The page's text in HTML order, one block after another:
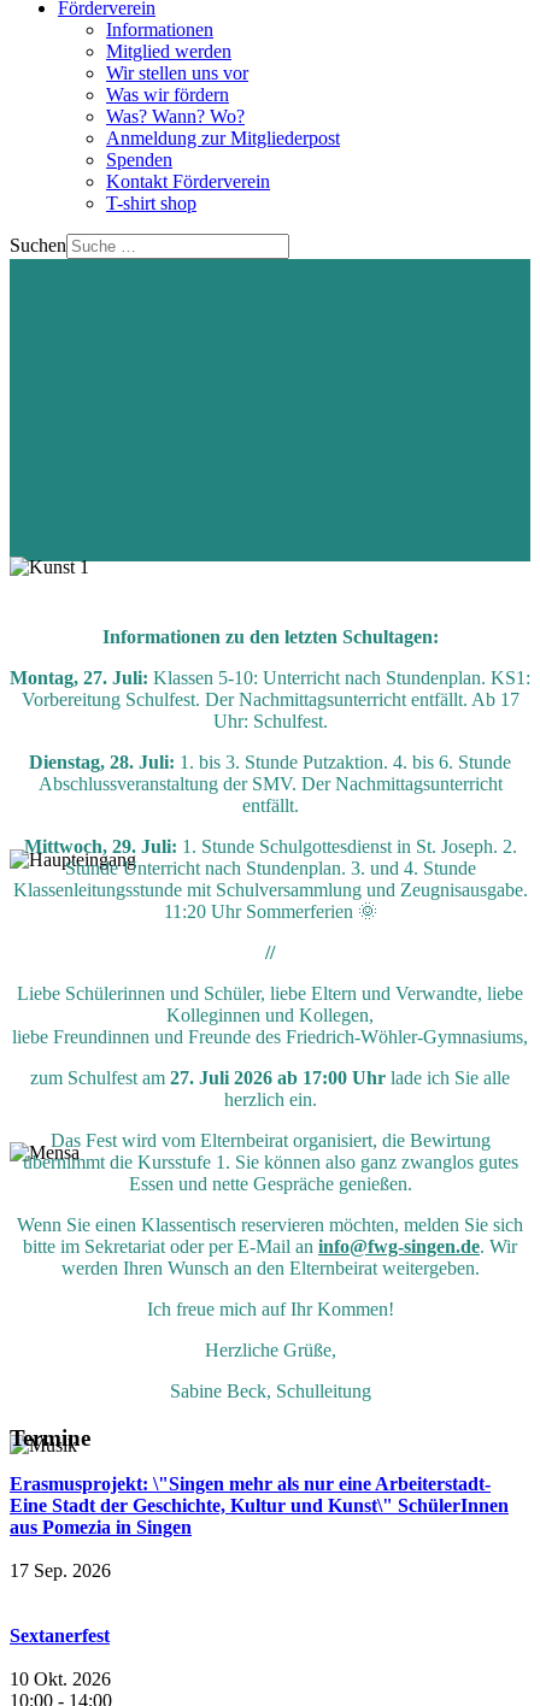
Förderverein
Informationen
Mitglied werden
Wir stellen uns vor
Was wir fördern
Was? Wann? Wo?
Anmeldung zur Mitgliederpost
Spenden
Kontakt Förderverein
T-shirt shop
Suchen
Informationen zu den letzten Schultagen:
Montag, 27. Juli: Klassen 5-10: Unterricht nach Stundenplan. KS1:
Vorbereitung Schulfest. Der Nachmittagsunterricht entfällt. Ab 17
Uhr: Schulfest.
Dienstag, 28. Juli: 1. bis 3. Stunde Putzaktion. 4. bis 6. Stunde
Abschlussveranstaltung der SMV. Der Nachmittagsunterricht
entfällt.
Mittwoch, 29. Juli: 1. Stunde Schulgottesdienst in St. Joseph. 2.
Stunde Unterricht nach Stundenplan. 3. und 4. Stunde
Klassenleitungsstunde mit Schulversammlung und Zeugnisausgabe.
11:20 Uhr Sommerferien 🌞
//
Liebe Schülerinnen und Schüler, liebe Eltern und Verwandte, liebe
Kolleginnen und Kollegen,
liebe Freundinnen und Freunde des Friedrich-Wöhler-Gymnasiums,
zum Schulfest am 27. Juli 2026 ab 17:00 Uhr lade ich Sie alle
herzlich ein.
Das Fest wird vom Elternbeirat organisiert, die Bewirtung
übernimmt die Kursstufe 1. Sie können also ganz zwanglos gutes
Essen und nette Gespräche genießen.
Wenn Sie einen Klassentisch reservieren möchten, melden Sie sich
bitte im Sekretariat oder per E-Mail an info@fwg-singen.de. Wir
werden Ihren Wunsch an den Elternbeirat weitergeben.
Ich freue mich auf Ihr Kommen!
Herzliche Grüße,
Sabine Beck, Schulleitung
Termine
Erasmusprojekt: \"Singen mehr als nur eine Arbeiterstadt-
Eine Stadt der Geschichte, Kultur und Kunst\" SchülerInnen
aus Pomezia in Singen
17 Sep. 2026
Sextanerfest
10 Okt. 2026
10:00 - 14:00